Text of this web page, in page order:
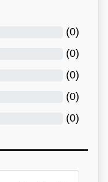
(
0
)
(
0
)
(
0
)
(
0
)
(
0
)